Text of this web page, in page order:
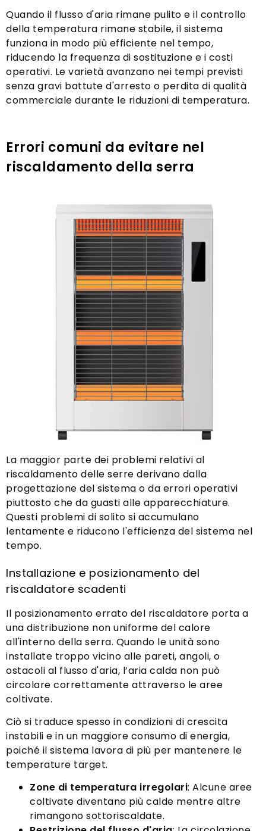
Quando il flusso d'aria rimane pulito e il controllo
della temperatura rimane stabile, il sistema
funziona in modo più efficiente nel tempo,
riducendo la frequenza di sostituzione e i costi
operativi. Le varietà avanzano nei tempi previsti
senza gravi battute d'arresto o perdita di qualità
commerciale durante le riduzioni di temperatura.
Errori comuni da evitare nel
riscaldamento della serra
La maggior parte dei problemi relativi al
riscaldamento delle serre derivano dalla
progettazione del sistema o da errori operativi
piuttosto che da guasti alle apparecchiature.
Questi problemi di solito si accumulano
lentamente e riducono l'efficienza del sistema nel
tempo.
Installazione e posizionamento del
riscaldatore scadenti
Il posizionamento errato del riscaldatore porta a
una distribuzione non uniforme del calore
all'interno della serra. Quando le unità sono
installate troppo vicino alle pareti, angoli, o
ostacoli al flusso d'aria, l’aria calda non può
circolare correttamente attraverso le aree
coltivate.
Ciò si traduce spesso in condizioni di crescita
instabili e in un maggiore consumo di energia,
poiché il sistema lavora di più per mantenere le
temperature target.
Zone di temperatura irregolari: Alcune aree
coltivate diventano più calde mentre altre
rimangono sottoriscaldate.